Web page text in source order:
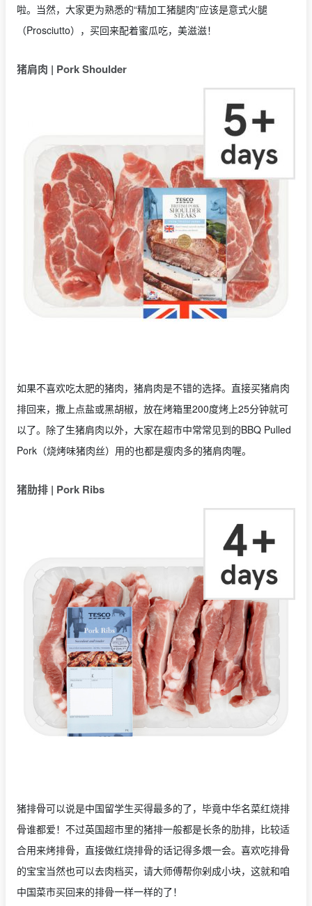
啦。当然，大家更为熟悉的“精加工猪腿肉”应该是意式火腿
（Prosciutto），买回来配着蜜瓜吃，美滋滋！
猪肩肉 | Pork Shoulder
如果不喜欢吃太肥的猪肉，猪肩肉是不错的选择。直接买猪肩肉
排回来，撒上点盐或黑胡椒，放在烤箱里200度烤上25分钟就可
以了。除了生猪肩肉以外，大家在超市中常常见到的BBQ Pulled
Pork（烧烤味猪肉丝）用的也都是瘦肉多的猪肩肉喔。
猪肋排 | Pork Ribs
猪排骨可以说是中国留学生买得最多的了，毕竟中华名菜红烧排
骨谁都爱！不过英国超市里的猪排一般都是长条的肋排，比较适
合用来烤排骨，直接做红烧排骨的话记得多煨一会。喜欢吃排骨
的宝宝当然也可以去肉档买，请大师傅帮你剁成小块，这就和咱
中国菜市买回来的排骨一样一样的了！